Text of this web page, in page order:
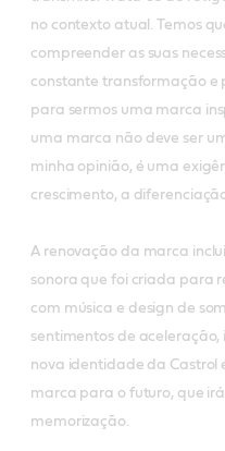
no contexto atual. Temos
compreender as suas
constante transformação e
para sermos uma marca
uma marca não deve ser
minha opinião, é uma
crescimento, a
A renovação da marca
sonora que foi criada para
com música e design de
sentimentos de
nova identidade da Castrol
marca para o futuro, que
memorização.